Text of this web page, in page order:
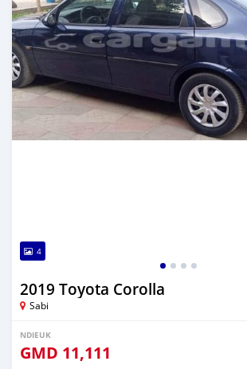
4
2019 Toyota Corolla
Sabi
NDIEUK
GMD 11,111